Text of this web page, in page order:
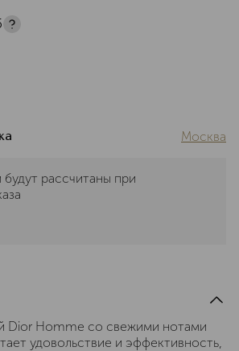
Москва
рассчитаны при
Dior Homme со свежими нотами
удовольствие и эффективность,